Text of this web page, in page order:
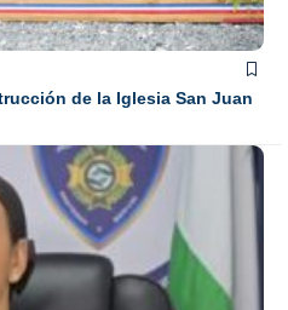
de la Iglesia San Juan